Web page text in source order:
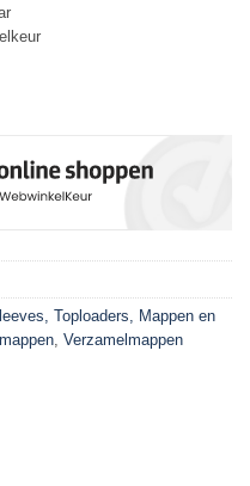
Toploaders, Mappen en
, Verzamelmappen